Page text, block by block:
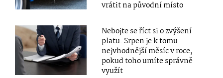
vrátit na původní místo
Nebojte se říct si o zvýšení
platu. Srpen je k tomu
nejvhodnější měsíc v roce,
pokud toho umíte správně
využít